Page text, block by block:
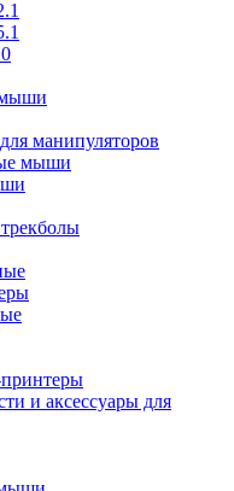
манипуляторов
мыши
и аксессуары для